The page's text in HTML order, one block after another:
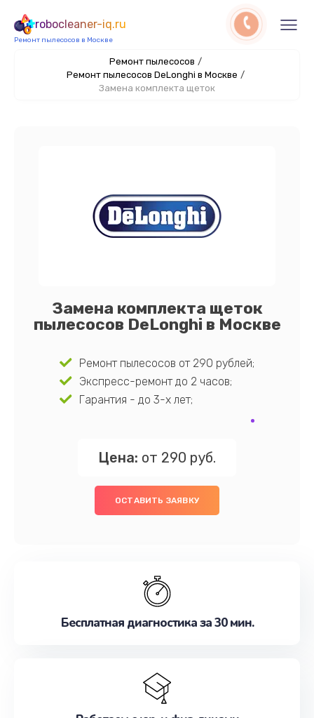
robocleaner-iq.ru
Ремонт пылесосов в Москве
Ремонт пылесосов /
Ремонт пылесосов DeLonghi в Москве /
Замена комплекта щеток
Замена комплекта щеток
пылесосов DeLonghi в Москве
Ремонт пылесосов от 290 рублей;
Экспресс-ремонт до 2 часов;
Гарантия - до 3-х лет;
Цена: от 290 руб.
ОСТАВИТЬ ЗАЯВКУ
Бесплатная диагностика за 30 мин.